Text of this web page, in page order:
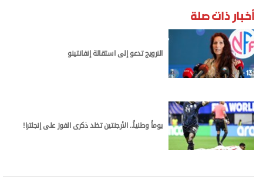
أخبار ذات صلة
النرويج تدعو إلى استقالة إنفانتينو
يوماً وطنياً.. الأرجنتين تخلد ذكرى الفوز على إنجلترا!